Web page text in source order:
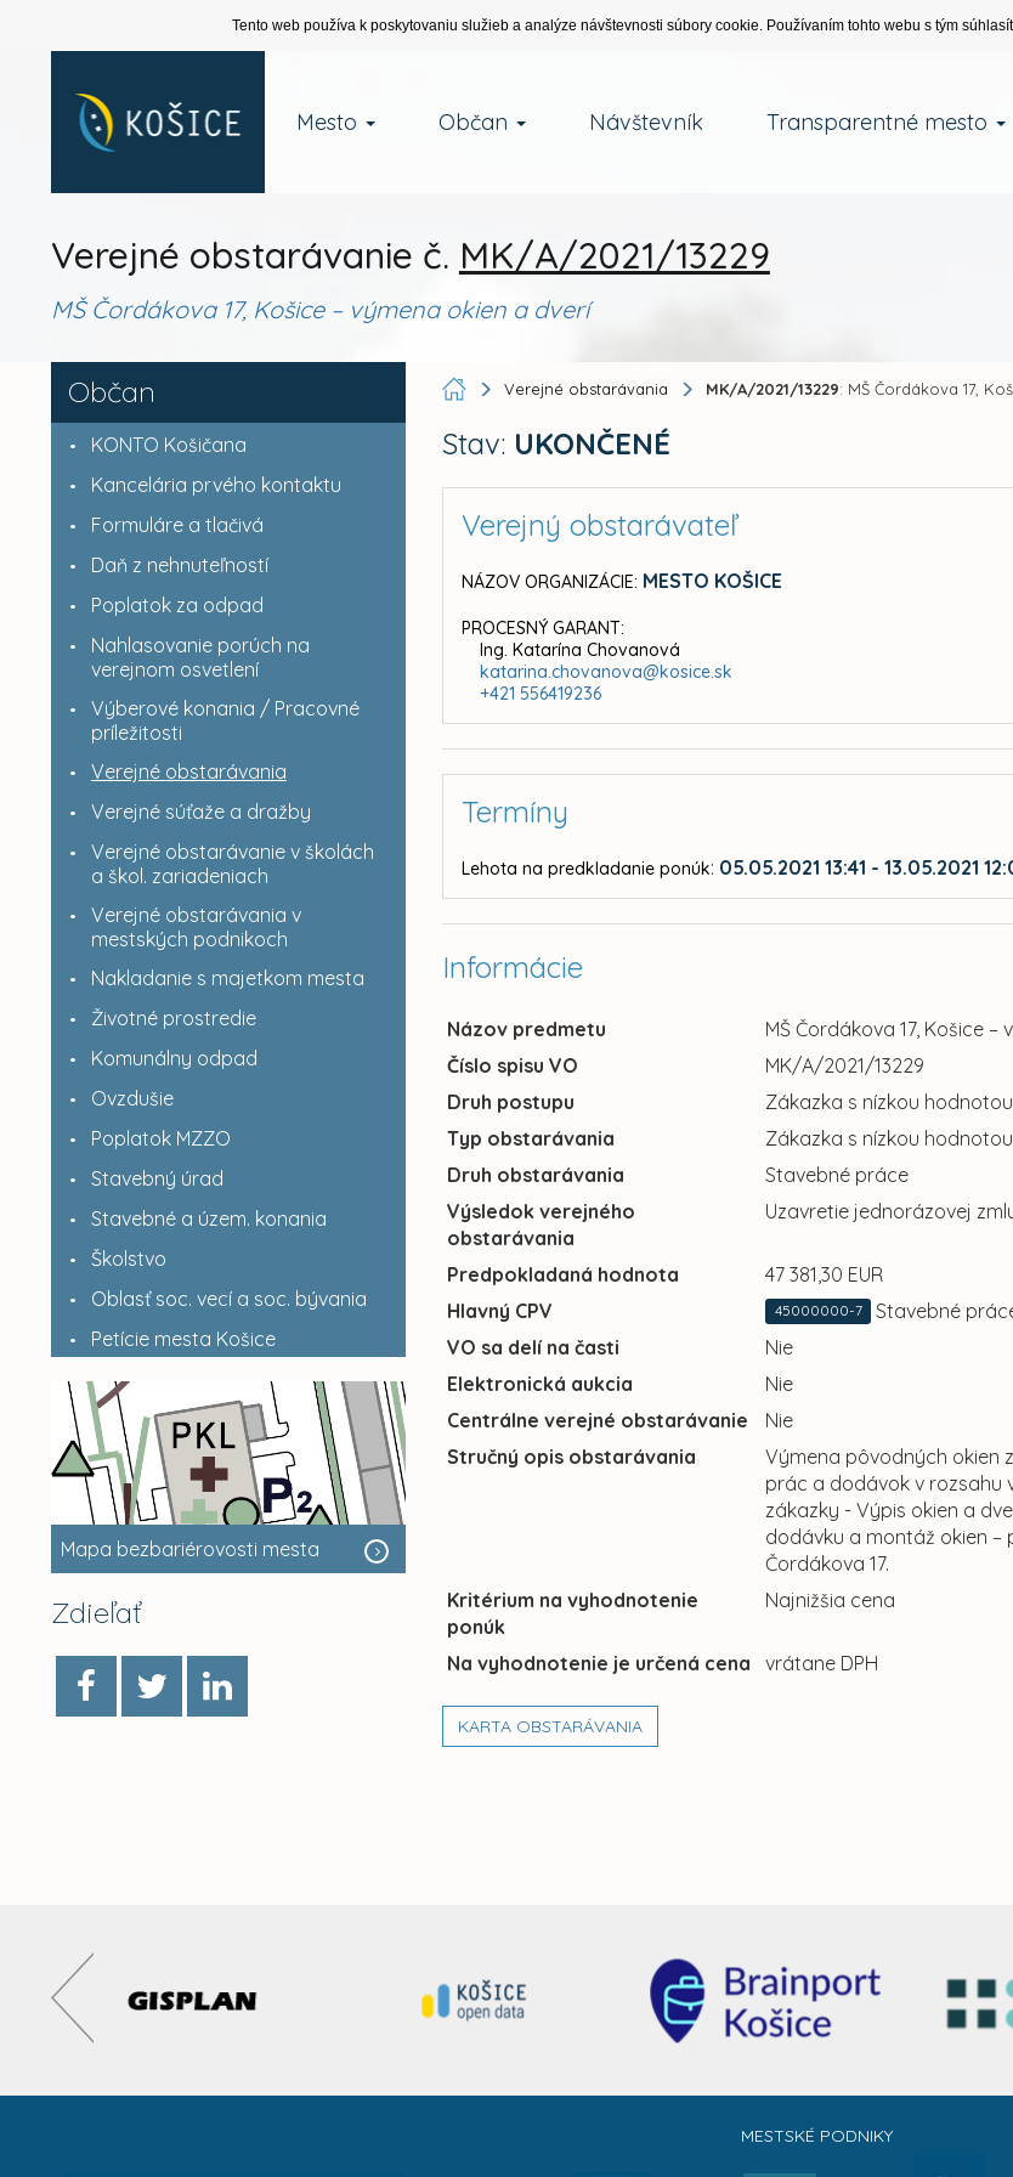
Tento web používa k poskytovaniu služieb a analýze návštevnosti súbory cookie. Používaním tohto webu s tým
Mesto Občan Návštevník Transparentné mesto
Verejné obstarávanie č. MK/A/2021/13229
MŠ Čordákova 17, Košice – výmena okien a dverí
Občan
KONTO Košičana
Kancelária prvého kontaktu
Formuláre a tlačivá
Daň z nehnuteľností
Poplatok za odpad
Nahlasovanie porúch na
verejnom osvetlení
Výberové konania / Pracovné
príležitosti
Verejné obstarávania
Verejné súťaže a dražby
Verejné obstarávanie v školách
a škol. zariadeniach
Verejné obstarávania v
mestských podnikoch
Nakladanie s majetkom mesta
Životné prostredie
Komunálny odpad
Ovzdušie
Poplatok MZZO
Stavebný úrad
Stavebné a územ. konania
Školstvo
Oblasť soc. vecí a soc. bývania
Petície mesta Košice
Mapa bezbariérovosti mesta
Zdieľať
Verejné obstarávania MK/A/2021/13229: MŠ Čordákova 17,
Stav: UKONČENÉ
Verejný obstarávateľ
NÁZOV ORGANIZÁCIE: MESTO KOŠICE
PROCESNÝ GARANT:
Ing. Katarína Chovanová
katarina.chovanova@kosice.sk
+421 556419236
Termíny
Lehota na predkladanie ponúk: 05.05.2021 13:41 - 13.05.2021
Informácie
Názov predmetu
MŠ Čordákova 17, Košice
Číslo spisu VO
MK/A/2021/13229
Druh postupu
Zákazka s nízkou hodnotou
Typ obstarávania
Zákazka s nízkou hodnotou
Druh obstarávania
Stavebné práce
Výsledok verejného
obstarávania
Uzavretie jednorázovej
Predpokladaná hodnota
47 381,30 EUR
Hlavný CPV
45000000-7
Stavebné
VO sa delí na časti
Nie
Elektronická aukcia
Nie
Centrálne verejné obstarávanie
Nie
Stručný opis obstarávania
Výmena pôvodných okien
prác a dodávok v rozsahu
zákazky - Výpis okien a
dodávku a montáž okien –
Čordákova 17.
Kritérium na vyhodnotenie
ponúk
Najnižšia cena
Na vyhodnotenie je určená cena vrátane DPH
KARTA OBSTARÁVANIA
MESTSKÉ PODNIKY